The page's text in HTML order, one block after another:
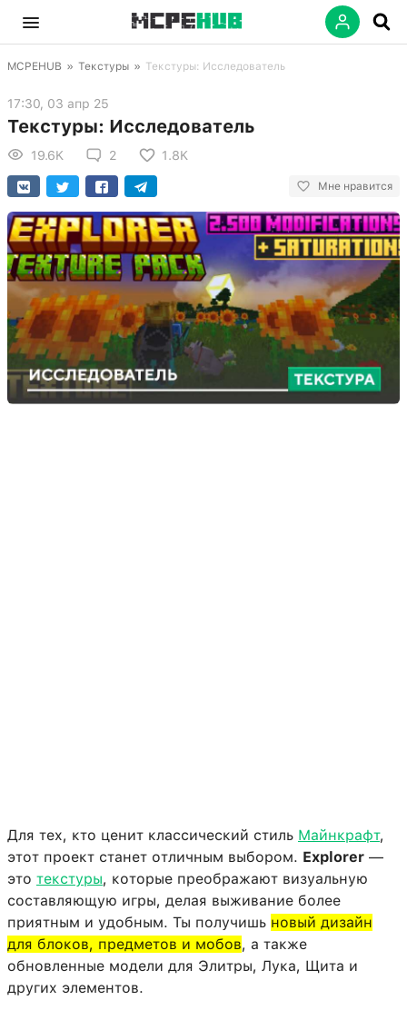
MCPEHUB » Текстуры » Текстуры: Исследователь
17:30, 03 апр 25
Текстуры: Исследователь
19.6K 2 1.8K
Мне нравится
Для тех, кто ценит классический стиль Майнкрафт,
этот проект станет отличным выбором. Explorer —
это текстуры, которые преображают визуальную
составляющую игры, делая выживание более
приятным и удобным. Ты получишь новый дизайн
для блоков, предметов и мобов, а также
обновленные модели для Элитры, Лука, Щита и
других элементов.